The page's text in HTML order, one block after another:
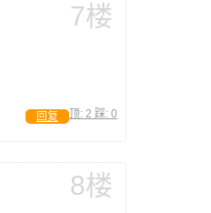
7楼
顶: 2 踩: 0
回复
8楼